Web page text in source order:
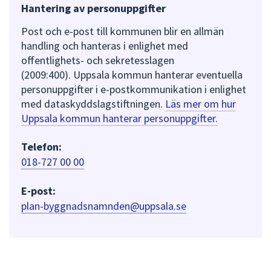
Hantering av personuppgifter
Post och e-post till kommunen blir en allmän
handling och hanteras i enlighet med
offentlighets- och sekretesslagen
(2009:400). Uppsala kommun hanterar eventuella
personuppgifter i e-postkommunikation i enlighet
med dataskyddslagstiftningen. Läs mer om hur
Uppsala kommun hanterar personuppgifter.
Telefon:
018-727 00 00
E-post:
plan-byggnadsnamnden@uppsala.se